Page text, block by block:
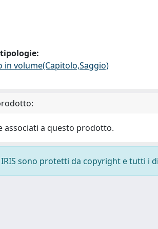
in volume(Capitolo,Saggio)
associati a questo prodotto.
sono protetti da copyright e tutti i